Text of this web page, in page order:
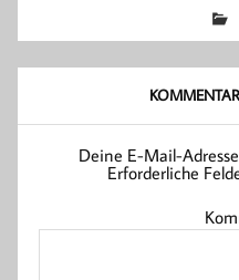
Deine E-Mail-
Erforderliche